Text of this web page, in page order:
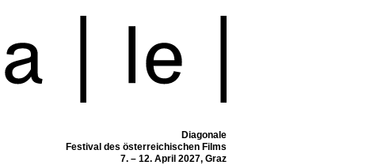
Diagonale
Festival des österreichischen Films
7. – 12. April 2027, Graz